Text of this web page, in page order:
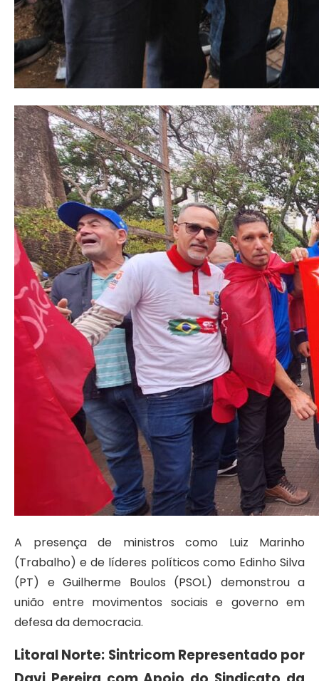
A presença de ministros como Luiz Marinho
(Trabalho) e de líderes políticos como Edinho Silva
(PT) e Guilherme Boulos (PSOL) demonstrou a
união entre movimentos sociais e governo em
defesa da democracia.
Litoral Norte: Sintricom Representado por